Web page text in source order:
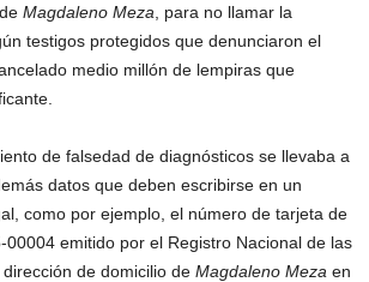
Magdaleno Meza , para no llamar la
testigos protegidos que denunciaron el
medio millón de lempiras que
de falsedad de diagnósticos se llevaba a
datos que deben escribirse en un
como por ejemplo, el número de tarjeta de
00004 emitido por el Registro Nacional de las
de domicilio de Magdaleno Meza en